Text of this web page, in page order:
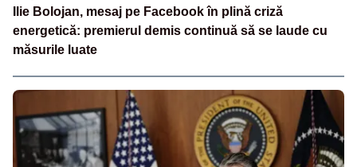
Ilie Bolojan, mesaj pe Facebook în plină criză
energetică: premierul demis continuă să se laude cu
măsurile luate